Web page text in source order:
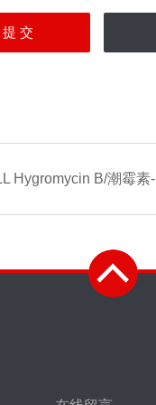
B/潮霉素-常备现货